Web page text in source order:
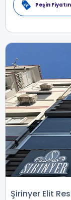
Peşin
Şirinyer Elit